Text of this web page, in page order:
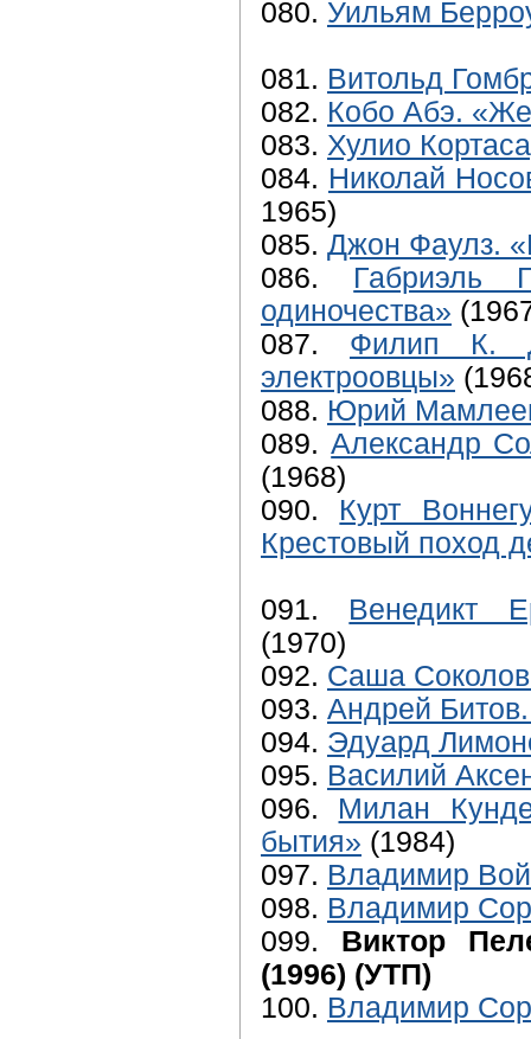
080. Уильям
081. Витольд
082. Кобо Абэ.
083. Хулио
084. Николай
1965)
085. Джон Фаулз.
086. Габриэль
одиночества»
087. Филип К.
электроовцы»
088. Юрий
089.Александр
(1968)
090. Курт
Крестовый поход
091. Венедикт
(1970)
092. Саша
093. Андрей
094. Эдуард
095. Василий
096. Милан
бытия» (1984)
097. Владимир
098. Владимир
099. Виктор
(1996) (УТП)
100. Владимир